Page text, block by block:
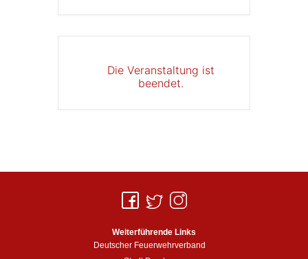
Die Veranstaltung ist
beendet.
Weiterführende Links
Deutscher Feuerwehrverband